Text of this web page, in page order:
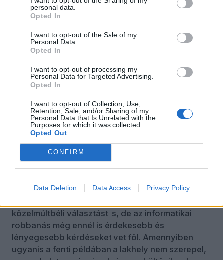
personal data.
Opted In
I want to opt-out of the Sale of my
Personal Data.
Opted In
I want to opt-out of processing my
Personal Data for Targeted Advertising.
Opted In
I want to opt-out of Collection, Use,
Retention, Sale, and/or Sharing of my
Personal Data that Is Unrelated with the
Purposes for which it was collected.
Opted Out
CONFIRM
Data Deletion Data Access Privacy Policy
állam, ahogy évezredeken keresztül ismertük),
amelyen belül a demokrácia értelmezhető volt.
A terület-népesség-főhatalom fogalmi egysége
képlékennyé vált.
Amennyiben egy kelet-európai polgár valahová
Délkelet-Ázsiába teszi át székhelyét, egy nyugat-
egészségbiztosításáról és öregségi
megtakarításainak egy részéről is, tranzakcióit – a
bizalmas adatok kezelését is beleértve – amerikai
szolgáltatókon keresztül bonyolítja, amerikai
szabályozás alatt, gyerekei angol nyelvű
szavaz? Ez nem csupán hipotézis, az ilyen típusú
közelmúltbéli választást is, de az informatikai
robbanás még ennél is érdekesebb és
lényegesebb kérdéseket vet föl. Amennyiben
ugyanis a fenti példában a lakhely nem szerepel,